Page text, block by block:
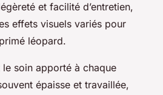
et facilité d’entretien,
effets visuels variés pour
léopard.
soin apporté à chaque
épaisse et travaillée,